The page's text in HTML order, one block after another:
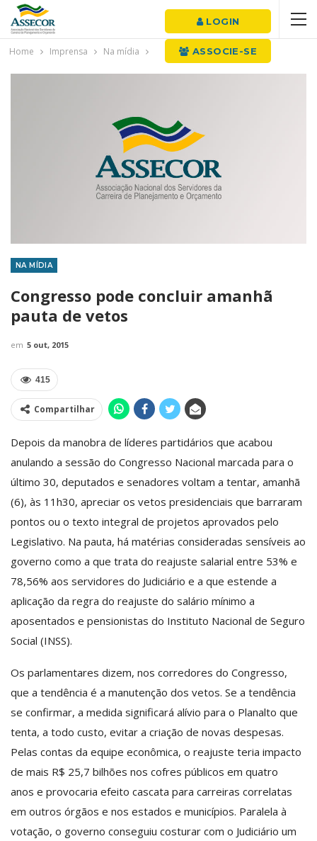
LOGIN
ASSOCIE-SE
Home Imprensa Na mídia
NA MÍDIA
Congresso pode concluir amanhã
pauta de vetos
em 5 out, 2015
415
Compartilhar
Depois da manobra de líderes partidários que acabou
anulando a sessão do Congresso Nacional marcada para o
último 30, deputados e senadores voltam a tentar, amanhã
(6), às 11h30, apreciar os vetos presidenciais que barraram
pontos ou o texto integral de projetos aprovados pelo
Legislativo. Na pauta, há matérias consideradas sensíveis ao
governo como a que trata do reajuste salarial entre 53% e
78,56% aos servidores do Judiciário e a que estende a
aplicação da regra do reajuste do salário mínimo a
aposentados e pensionistas do Instituto Nacional de Seguro
Social (INSS).
Os parlamentares dizem, nos corredores do Congresso,
que a tendência é a manutenção dos vetos. Se a tendência
se confirmar, a medida significará alívio para o Planalto que
tenta, a todo custo, evitar a criação de novas despesas.
Pelas contas da equipe econômica, o reajuste teria impacto
de mais R$ 25,7 bilhões nos cofres públicos em quatro
anos e provocaria efeito cascata para carreiras correlatas
em outros órgãos e nos estados e municípios. Paralela à
votação, o governo conseguiu costurar com o Judiciário um